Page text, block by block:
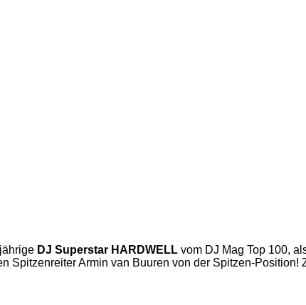
DJ Superstar HARDWELL vom DJ Mag Top 100,
Spitzenreiter Armin van Buuren von der Spitzen-